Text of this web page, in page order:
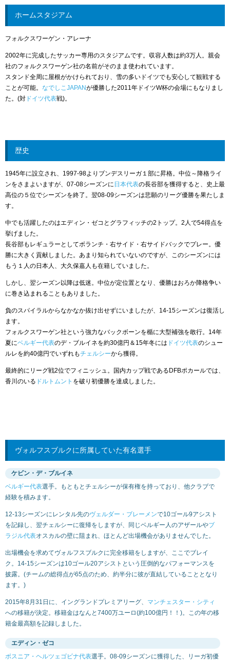
ホームスタジアム
フォルクスワーゲン・アレーナ
2002年に完成したサッカー専用のスタジアムです。収容人数は約3万人。親会
社のフォルクスワーゲン社の名前がそのまま使われています。
スタンド全周に屋根がかけられており、雪の多いドイツでも安心して観戦する
ことが可能。 なでしこJAPANが優勝した2011年ドイツW杯の会場にもなりまし
た。(対 ドイツ代表戦)。
歴史
1945年に設立され、1997-98よりブンデスリーガ１部に昇格。中位～降格ライ
ンをさまよいますが、07-08シーズンに 日本代表の長谷部を獲得すると、史上最
高位の５位でシーズンを終了。翌08-09シーズンは悲願のリーグ優勝を果たしま
す。
中でも活躍したのはエディン・ゼコとグラフィッチの2トップ。2人で54得点を
挙げました。
長谷部もレギュラーとしてボランチ・右サイド・右サイドバックでプレー。優
勝に大きく貢献しました。あまり知られていないのですが、このシーズンには
もう１人の日本人、大久保嘉人も在籍していました。
しかし、翌シーズン以降は低迷。中位が定位置となり、優勝はおろか降格争い
に巻き込まれることもありました。
負のスパイラルからなかなか抜け出せずにいましたが、14-15シーズンは復活し
ます。
フォルクスワーゲン社という強力なバックボーンを楯に大型補強を敢行。14年
夏にベルギー代表のデ・ブルイネを約30億円＆15年冬には ドイツ代表のシュー
ルレを約40億円でいずれもチェルシーから獲得。
最終的にリーグ戦2位でフィニッシュ。国内カップ戦であるDFBポカールでは、
香川のいる ドルトムント を破り初優勝を達成しました。
ヴォルフスブルクに所属していた有名選手
ケビン・デ・ブルイネ
ベルギー代表選手。もともとチェルシーが保有権を持っており、他クラブで
経験を積みます。
12-13シーズンにレンタル先のヴェルダー・ブレーメンで10ゴール9アシスト
を記録し、翌チェルシーに復帰をしますが、同じベルギー人のアザールやブ
ラジル代表オスカルの壁に阻まれ、ほとんど出場機会がありませんでした。
出場機会を求めてヴォルフスブルクに完全移籍をしますが、ここでブレイ
ク。14-15シーズンは10ゴール20アシストという圧倒的なパフォーマンスを
披露。(チームの総得点が65点のため、約半分に彼が直結していることとなり
ます。)
2015年8月31日に、イングランドプレミアリーグ、 マンチェスター・シティ
への移籍が決定。移籍金はなんと7400万ユーロ(約100億円！！)。この年の移
籍金最高額を記録しました。
エディン・ゼコ
ボスニア・ヘルツェゴビナ代表選手。08-09シーズンに獲得した、リーガ初優